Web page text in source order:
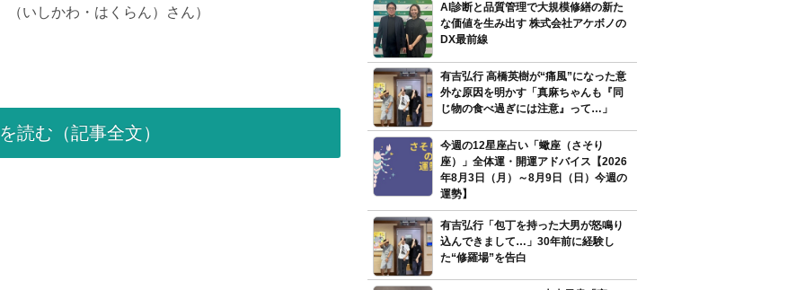
（いしかわ・はくらん）さん）
読む（記事全文）
AI診断と品質管理で大規模修繕の新た
な価値を生み出す 株式会社アケボノの
DX最前線
有吉弘行 高橋英樹が“痛風”になった意
外な原因を明かす「真麻ちゃんも『同
じ物の食べ過ぎには注意』って…」
今週の12星座占い「蠍座（さそり
座）」全体運・開運アドバイス【2026
年8月3日（月）～8月9日（日）今週の
運勢】
有吉弘行「包丁を持った大男が怒鳴り
込んできまして…」30年前に経験し
た“修羅場”を告白